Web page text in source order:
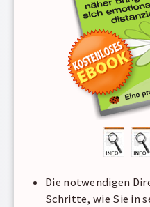
Die notwendigen
Schritte, wie Sie in